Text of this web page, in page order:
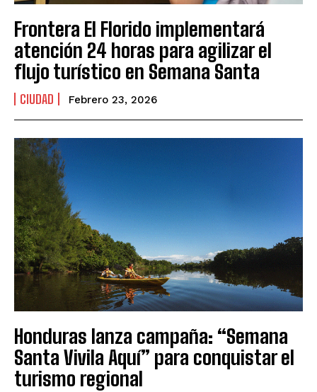
Frontera El Florido implementará
atención 24 horas para agilizar el
flujo turístico en Semana Santa
CIUDAD Febrero 23, 2026
Honduras lanza campaña: “Semana
Santa Vivila Aquí” para conquistar el
turismo regional